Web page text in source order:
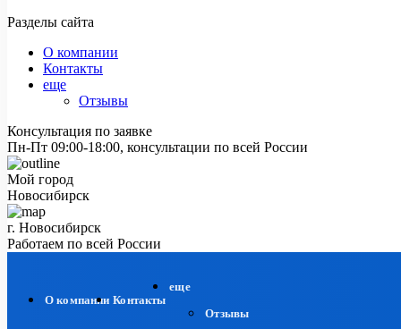
Разделы сайта
О компании
Контакты
еще
Отзывы
Консультация по заявке
Пн-Пт 09:00-18:00, консультации по всей России
Мой город
Новосибирск
г. Новосибирск
Работаем по всей России
О компании Контакты
еще
Отзывы